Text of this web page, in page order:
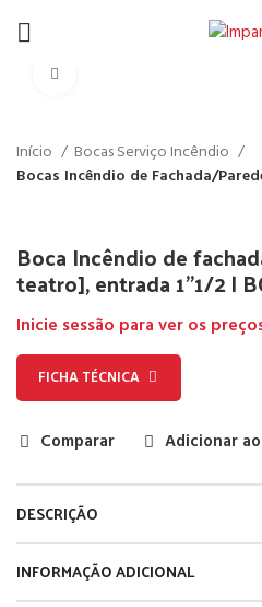
Início
Bocas Serviço Incêndio
Bocas Incêndio de Fachada/
Boca Incêndio de
teatro], entrada 1”1/2 |
Inicie sessão para ver os
FICHA TÉCNICA
Comparar Adicionar
DESCRIÇÃO
INFORMAÇÃO ADICIONAL